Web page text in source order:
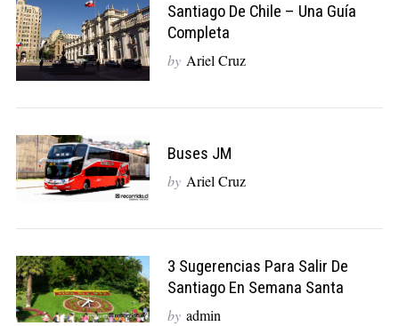
Santiago De Chile – Una Guía
Completa
by Ariel Cruz
Buses JM
by Ariel Cruz
3 Sugerencias Para Salir De
Santiago En Semana Santa
by admin